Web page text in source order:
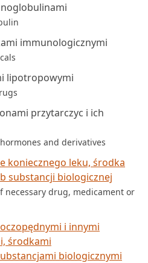
immunologicznymi
lipotropowymi
przytarczyc i ich
and derivatives
koniecznego leku, środka
substancji biologicznej
necessary drug, medicament or
i innymi
środkami
biologicznymi